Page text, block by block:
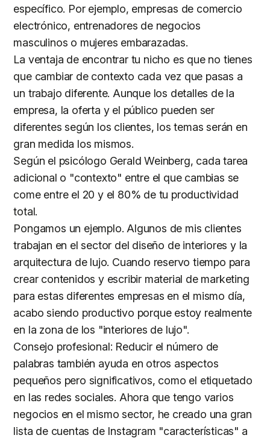
específico. Por ejemplo, empresas de comercio
electrónico, entrenadores de negocios
masculinos o mujeres embarazadas.
La ventaja de encontrar tu nicho es que no tienes
que cambiar de contexto cada vez que pasas a
un trabajo diferente. Aunque los detalles de la
empresa, la oferta y el público pueden ser
diferentes según los clientes, los temas serán en
gran medida los mismos.
Según el psicólogo Gerald Weinberg, cada tarea
adicional o "contexto" entre el que cambias se
come entre el 20 y el 80% de tu productividad
total.
Pongamos un ejemplo. Algunos de mis clientes
trabajan en el sector del diseño de interiores y la
arquitectura de lujo. Cuando reservo tiempo para
crear contenidos y escribir material de marketing
para estas diferentes empresas en el mismo día,
acabo siendo productivo porque estoy realmente
en la zona de los "interiores de lujo".
Consejo profesional: Reducir el número de
palabras también ayuda en otros aspectos
pequeños pero significativos, como el etiquetado
en las redes sociales. Ahora que tengo varios
negocios en el mismo sector, he creado una gran
lista de cuentas de Instagram "características" a